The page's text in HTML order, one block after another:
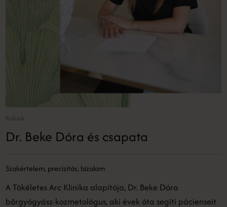
Rólunk
Dr. Beke Dóra és csapata
Szakértelem, precizitás, bizalom
A Tökéletes Arc Klinika alapítója, Dr. Beke Dóra
bőrgyógyász-kozmetológus, aki évek óta segíti pácienseit